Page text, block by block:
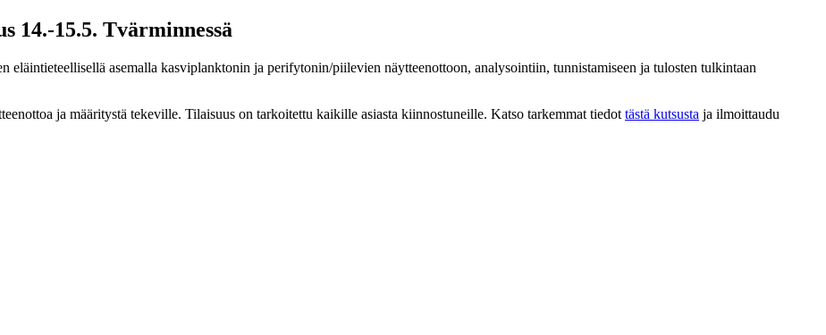
14.-15.5. Tvärminnessä
eläintieteellisellä asemalla kasviplanktonin ja perifytonin/piilevien näytteenottoon, analysointiin, tunnistamiseen ja tulosten tulkintaan
ja määritystä tekeville. Tilaisuus on tarkoitettu kaikille asiasta kiinnostuneille. Katso tarkemmat tiedot tästä kutsusta ja ilmoittaudu